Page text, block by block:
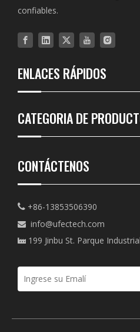
confiables.
ENLACES RÁPIDOS
CATEGORIA DE
CONTÁCTENOS
 +86-13853506390
 info@ufectech.com
 199 Jinbu St. Parque